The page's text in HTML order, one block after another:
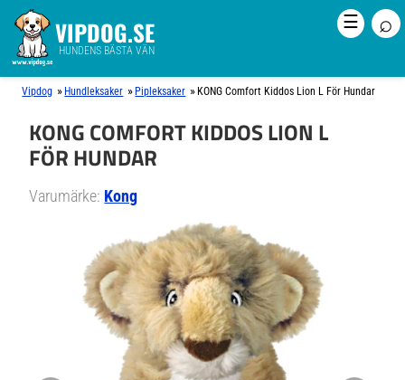
VIPDOG.SE
HUNDENS BÄSTA VÄN
☰ ⌕
Vipdog » Hundleksaker » Pipleksaker » KONG Comfort Kiddos Lion L För Hundar
KONG COMFORT KIDDOS LION L
FÖR HUNDAR
Varumärke: Kong